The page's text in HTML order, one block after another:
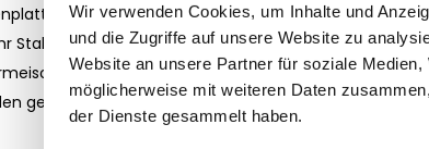
Wir verwenden Cookies, um Inhalte und
und die Zugriffe auf unsere Website zu
Website an unsere Partner für soziale
möglicherweise mit weiteren Daten
der Dienste gesammelt haben.
überdeckt den gesamten Boden.
Stabilität als die alte Konstruktion – die Platten
gesamten Boden – Kältebrücken gehören damit er